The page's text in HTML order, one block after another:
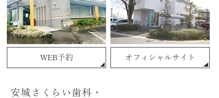
WEB予約 オフィシャルサイト
安城さくらい歯科・